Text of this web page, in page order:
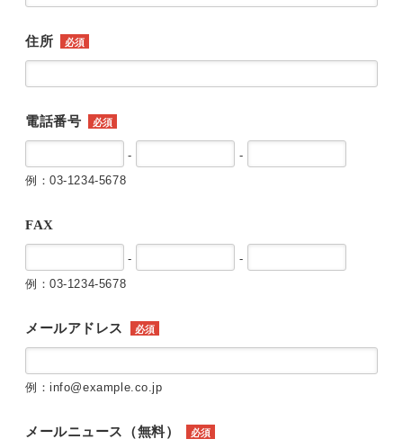
住所 必須
電話番号 必須
-
-
例：03-1234-5678
FAX
-
-
例：03-1234-5678
メールアドレス 必須
例：info@example.co.jp
メールニュース（無料） 必須